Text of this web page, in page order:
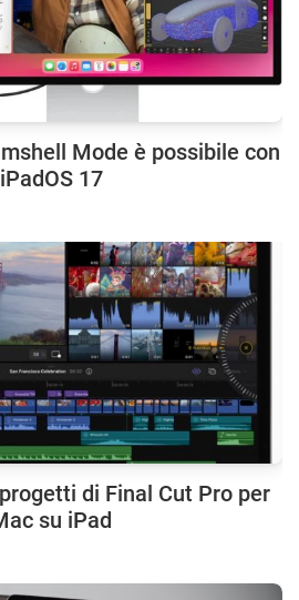
Mode è possibile con
iPadOS 17
di Final Cut Pro per
su iPad